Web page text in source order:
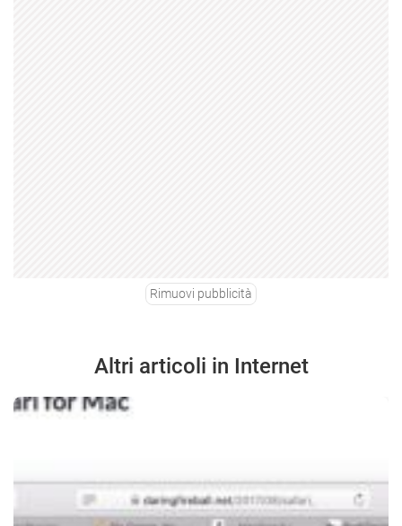
Rimuovi pubblicità
Altri articoli in Internet